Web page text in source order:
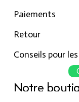
Paiements
Retour
Conseils pour
Notre